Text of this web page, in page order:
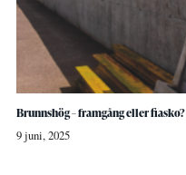
Brunnshög – framgång eller fiasko?
9 juni, 2025